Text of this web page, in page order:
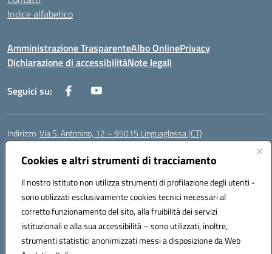
Cookies e altri strumenti di tracciamento
Il nostro Istituto non utilizza strumenti di profilazione degli utenti -
sono utilizzati esclusivamente cookies tecnici necessari al
corretto funzionamento del sito, alla fruibilità dei servizi
istituzionali e alla sua accessibilità – sono utilizzati, inoltre,
strumenti statistici anonimizzati messi a disposizione da Web
Indice alfabetico
Amministrazione TrasparenteAlbo OnlinePrivacy
Dichiarazione di accessibilitàNote legali
Seguici su:
Indirizzo:Via S. Antonino, 12 – 95015 Linguaglossa (CT)
Centralino:
Posta elettronica certificata (PEC):ctic83200r@pec.istruzione.it
Codice fiscale: 83002470876
Codice meccanografico:CTIC83200R
Codice Indice delle Pubbliche Amministrazioni (IPA): istsc_CTIC83200R
Codice unico di fatturazione (CUF): UF7TEB